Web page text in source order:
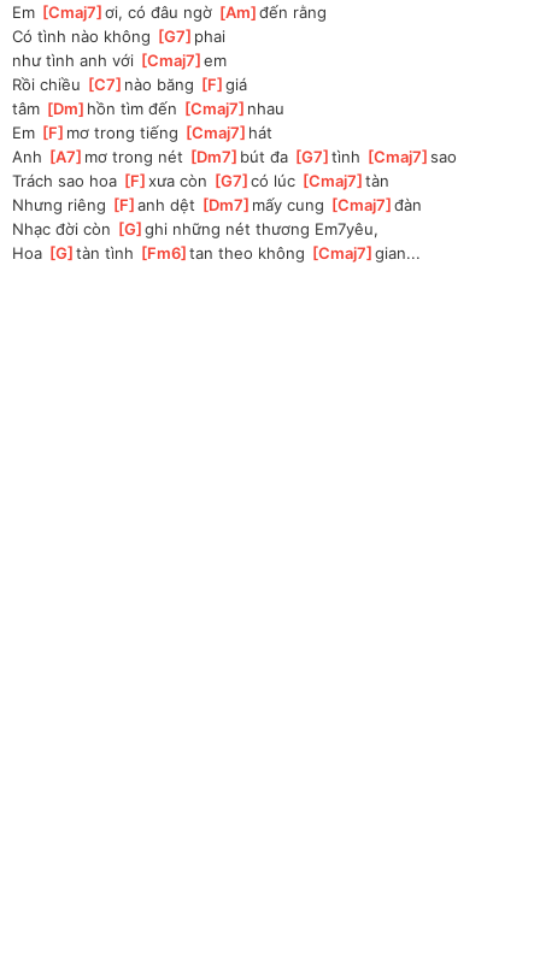
Em [Cmaj7 ]
ơi, có đâu ngờ [Am ]
đến rằng
Có tình nào không [G7 ]phai
như tình anh với [Cmaj7 ]
em
Rồi chiều [C7 ]nào băng [F ]
giá
tâm [Dm ]hồn tìm đến [Cmaj7 ]nhau
Em [F ]mơ trong tiếng [Cmaj7 ]hát
Anh [A7 ]mơ trong nét [Dm7 ]bút đa [G7 ]tình [Cmaj7 ]
sao
Trách sao hoa [F ]
xưa còn [G7 ]
có lúc [Cmaj7 ]tàn
Nhưng riêng [F ]
anh dệt [Dm7 ]mấy cung [Cmaj7 ]
đàn
Nhạc đời còn [G ]
ghi những nét thương Em7yêu,
Hoa [G ]tàn tình [Fm6 ]tan theo không [Cmaj7 ]
gian...